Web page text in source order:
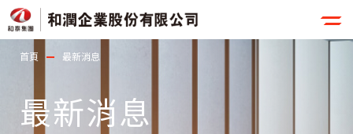
首頁 最新消息
最新消息